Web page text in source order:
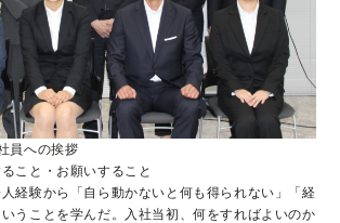
員への挨拶
こと・お願いすること
経験から「自ら動かないと何も得られない」「経
うことを学んだ。入社当初、何をすればよいのか